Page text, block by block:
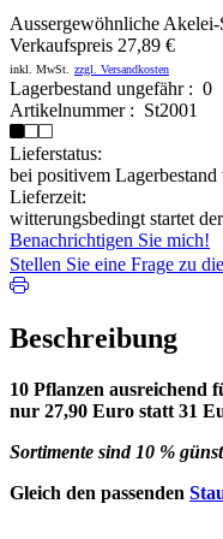
Aussergewöhnliche
Verkaufspreis 27,89 €
inkl. MwSt. zzgl. Versandkosten
Lagerbestand ungefähr : 0
Artikelnummer : St2001
Lieferstatus:
bei positivem
Lieferzeit:
witterungsbedingt startet
Benachrichtigen Sie mich!
Stellen Sie eine Frage zu
Beschreibung
10 Pflanzen ausreichend
nur 27,90 Euro statt 31
Sortimente sind 10 %
Gleich den passenden